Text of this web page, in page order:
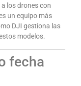
los drones con
un equipo más
DJI gestiona las
modelos.
fecha